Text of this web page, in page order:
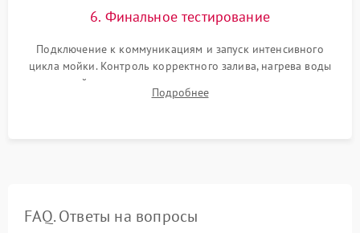
6. Финальное тестирование
Подключение к коммуникациям и запуск интенсивного
цикла мойки. Контроль корректного залива, нагрева воды
до нужной температуры, отсутствия посторонних шумов,
штатного слива и абсолютной сухости в поддоне.
Подробнее
FAQ. Ответы на вопросы